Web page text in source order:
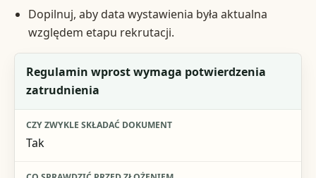
Dopilnuj, aby data wystawienia była aktualna
względem etapu rekrutacji.
Sytuacja
Co sprawdzić przed złożeniem
Ryzyko błędu
Regulamin wprost wymaga potwierdzenia
zatrudnienia
Tak